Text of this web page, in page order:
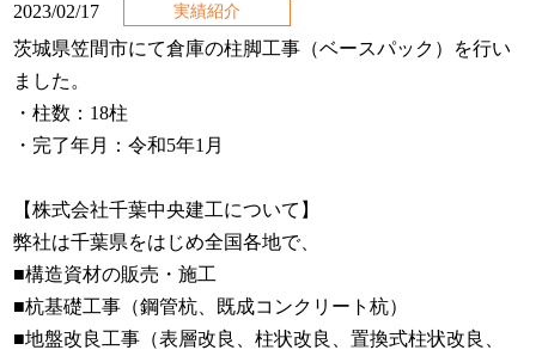
2023/02/17 実績紹介
茨城県笠間市にて倉庫の柱脚工事（ベースパック）を行い
ました。
・柱数：18柱
・完了年月：令和5年1月
【株式会社千葉中央建工について】
弊社は千葉県をはじめ全国各地で、
■構造資材の販売・施工
■杭基礎工事（鋼管杭、既成コンクリート杭）
■地盤改良工事（表層改良、柱状改良、置換式柱状改良、